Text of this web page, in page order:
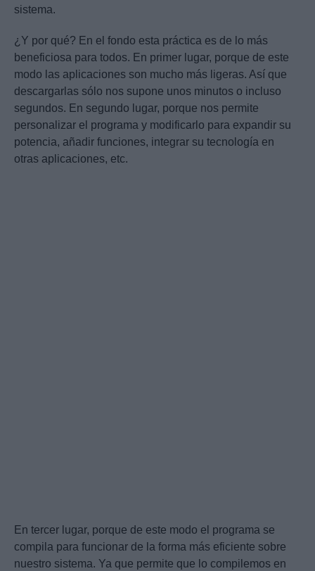
sistema.
¿Y por qué? En el fondo esta práctica es de lo más
beneficiosa para todos. En primer lugar, porque de este
modo las aplicaciones son mucho más ligeras. Así que
descargarlas sólo nos supone unos minutos o incluso
segundos. En segundo lugar, porque nos permite
personalizar el programa y modificarlo para expandir su
potencia, añadir funciones, integrar su tecnología en
otras aplicaciones, etc.
En tercer lugar, porque de este modo el programa se
compila para funcionar de la forma más eficiente sobre
nuestro sistema. Ya que permite que lo compilemos en